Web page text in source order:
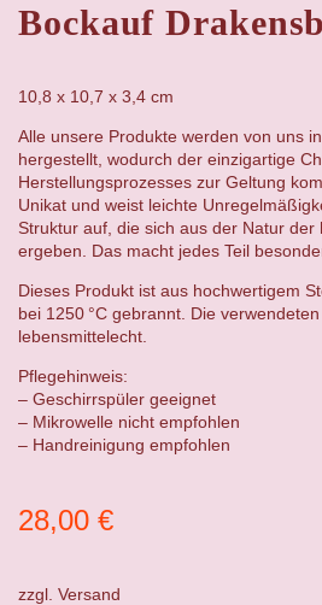
Bockauf
zzgl. Versand
28,00 €
10,8 x 10,7 x 3,4 cm
Alle unsere Produkte werden von uns
hergestellt, wodurch der einzigartige
Herstellungsprozesses zur Geltung
Unikat und weist leichte
Struktur auf, die sich aus der Natur der
ergeben. Das macht jedes Teil
Dieses Produkt ist aus hochwertigem
bei 1250 °C gebrannt. Die
lebensmittelecht.
Pflegehinweis:
– Geschirrspüler geeignet
– Mikrowelle nicht empfohlen
– Handreinigung empfohlen